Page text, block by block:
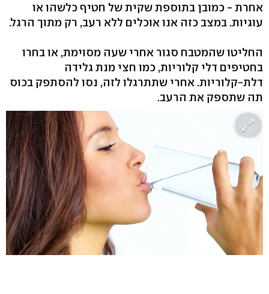
אחרת - כמובן בתוספת שקית של חטיף כלשהו או
עוגיות. במצב כזה אנו אוכלים ללא רעב, רק מתוך הרגל.
החליטו שהמטבח סגור אחרי שעה מסוימת, או בחרו
בחטיפים דלי קלוריות, כמו חצי מנת גלידה
דלת-קלוריות. אחרי שתתרגלו לזה, נסו להסתפק בכוס
תה שתספק את הרעב.